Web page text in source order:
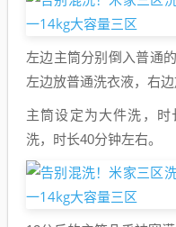
左边主筒分别倒入普通
左边放普通洗衣液，右边
主筒设定为大件洗，
洗，时长40分钟左右。